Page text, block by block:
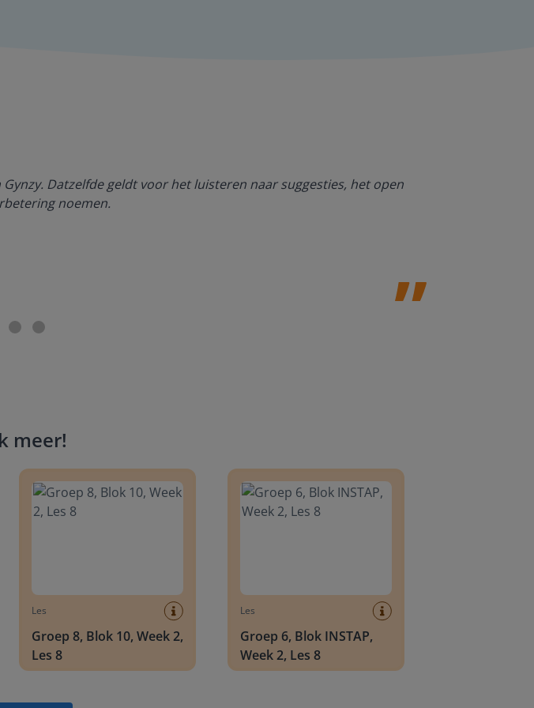
Datzelfde geldt voor het luisteren naar suggesties, het open
noemen.
meer!
Les
Groep 8, Blok 10, Week 2,
Les 8
Les
Groep 6, Blok INSTAP,
Week 2, Les 8